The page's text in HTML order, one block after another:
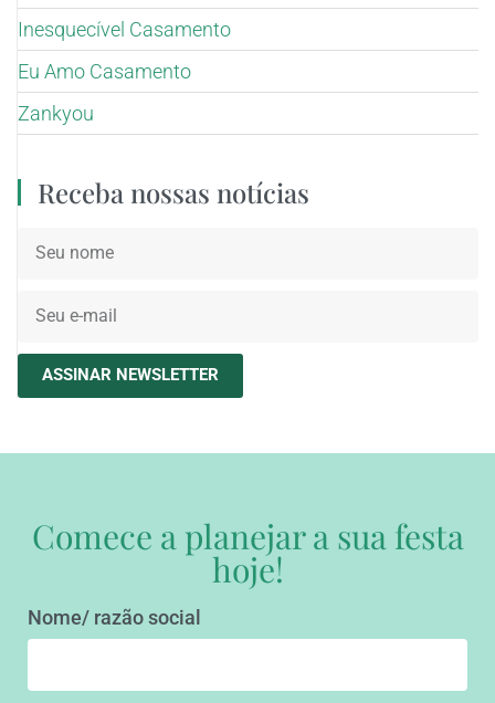
Inesquecível Casamento
Eu Amo Casamento
Zankyou
Receba nossas notícias
ASSINAR NEWSLETTER
Comece a planejar a sua festa
hoje!
Nome/ razão social